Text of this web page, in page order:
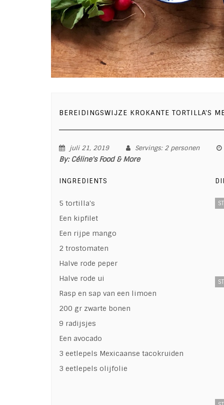
BEREIDINGSWIJZE KROKANTE TORTILLA'S
juli 21, 2019 Servings: 2 personen
By: Céline's Food & More
INGREDIENTS
5 tortilla's
Een kipfilet
Een rijpe mango
2 trostomaten
Halve rode peper
Halve rode ui
Rasp en sap van een limoen
200 gr zwarte bonen
9 radijsjes
Een avocado
3 eetlepels Mexicaanse tacokruiden
3 eetlepels olijfolie